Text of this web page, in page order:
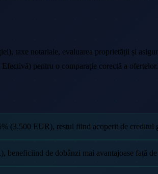
taxe notariale, evaluarea proprietății și
pentru o comparație corectă a ofertelor.
(3.500 EUR), restul fiind acoperit de creditul
de dobânzi mai avantajoase față